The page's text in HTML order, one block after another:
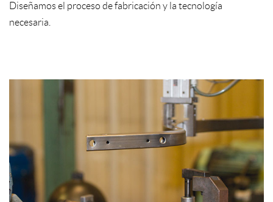
Diseñamos el proceso de fabricación y la tecnología
necesaria.